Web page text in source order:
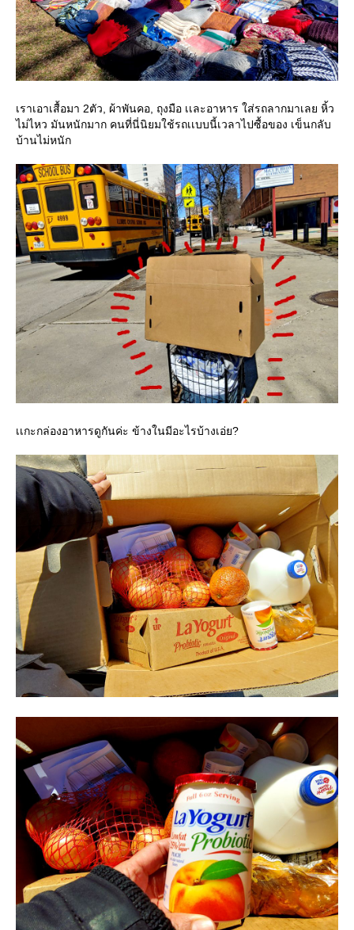
เราเอาเสื้อมา 2ตัว, ผ้าพันคอ, ถุงมือ เเละอาหาร ใส่รถลากมาเลย หิ้ว
ไม่ไหว มันหนักมาก คนที่นี่นิยมใช้รถเเบบนี้เวลาไปซื้อของ เข็นกลับ
บ้านไม่หนัก
เเกะกล่องอาหารดูกันค่ะ ข้างในมีอะไรบ้างเอ่ย?